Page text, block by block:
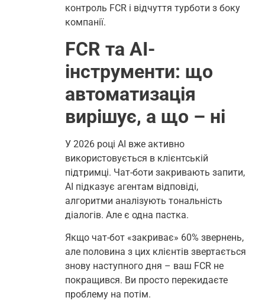
контроль FCR і відчуття турботи з боку
компанії.
FCR та AI-
інструменти: що
автоматизація
вирішує, а що – ні
У 2026 році AI вже активно
використовується в клієнтській
підтримці. Чат-боти закривають запити,
AI підказує агентам відповіді,
алгоритми аналізують тональність
діалогів. Але є одна пастка.
Якщо чат-бот «закриває» 60% звернень,
але половина з цих клієнтів звертається
знову наступного дня – ваш FCR не
покращився. Ви просто перекидаєте
проблему на потім.